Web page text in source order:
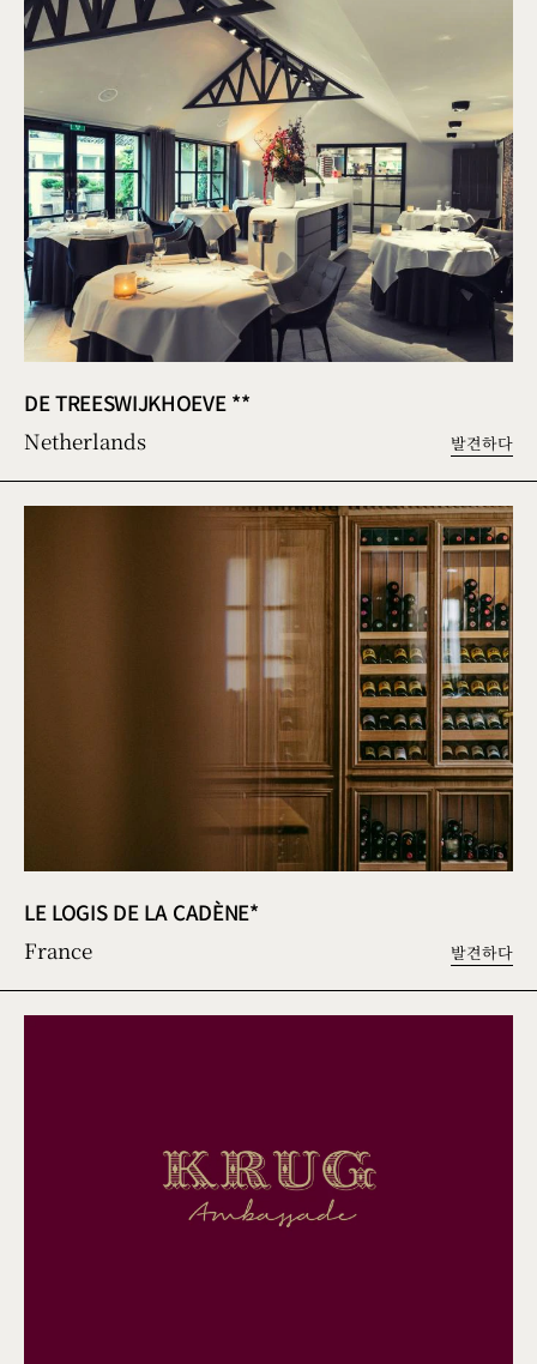
DE TREESWIJKHOEVE **
Netherlands 발견하다
LE LOGIS DE LA CADÈNE*
France 발견하다